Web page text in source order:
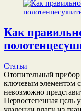
Как
Статьи
Отопительный прибор
ключевым элементом
невозможно
Первостепенная цель